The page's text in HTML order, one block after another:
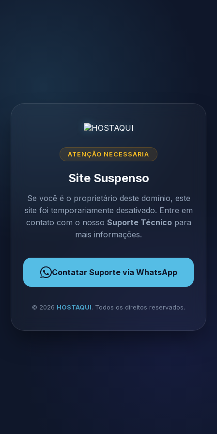
ATENÇÃO NECESSÁRIA
Site Suspenso
Se você é o proprietário deste domínio, este
site foi temporariamente desativado. Entre em
contato com o nosso Suporte Técnicopara
mais informações.
Contatar Suporte via WhatsApp
© 2026 HOSTAQUI. Todos os direitos reservados.